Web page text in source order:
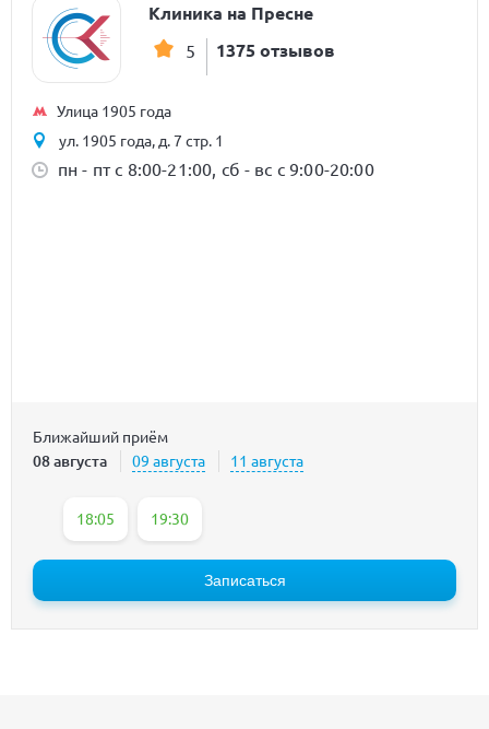
Клиника на Пресне
5 1375 отзывов
Улица 1905 года
ул. 1905 года, д. 7 стр. 1
пн - пт с 8:00-21:00, сб - вс с 9:00-20:00
Ближайший приём
08 августа 09 августа 11 августа
18:05 19:30
Записаться